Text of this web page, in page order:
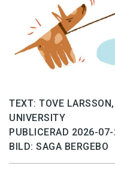
TEXT: TOVE
UNIVERSITY
PUBLICERAD 2026-
BILD: SAGA BERGEBO